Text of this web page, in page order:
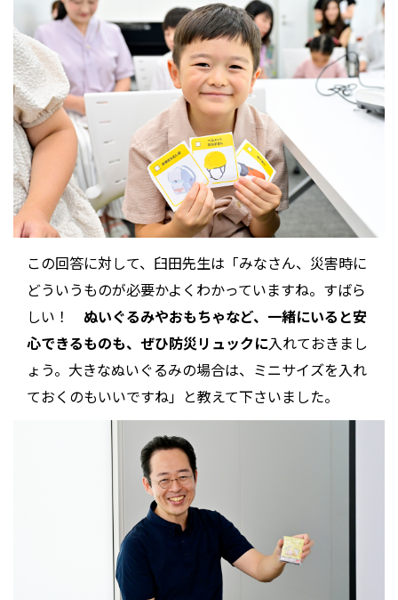
この回答に対して、臼田先生は「みなさん、災害時に
どういうものが必要かよくわかっていますね。すばら
しい！ ぬいぐるみやおもちゃなど、一緒にいると安
心できるものも、ぜひ防災リュックに入れておきまし
ょう。大きなぬいぐるみの場合は、ミニサイズを入れ
ておくのもいいですね」と教えて下さいました。